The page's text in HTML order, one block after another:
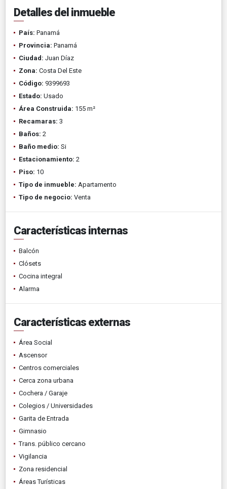
Detalles del inmueble
País: Panamá
Provincia: Panamá
Ciudad: Juan Díaz
Zona: Costa Del Este
Código: 9399693
Estado: Usado
Área Construida: 155 m²
Recamaras: 3
Baños: 2
Baño medio: Si
Estacionamiento: 2
Piso: 10
Tipo de inmueble: Apartamento
Tipo de negocio: Venta
Características internas
Balcón
Clósets
Cocina integral
Alarma
Características externas
Área Social
Ascensor
Centros comerciales
Cerca zona urbana
Cochera / Garaje
Colegios / Universidades
Garita de Entrada
Gimnasio
Trans. público cercano
Vigilancia
Zona residencial
Áreas Turísticas